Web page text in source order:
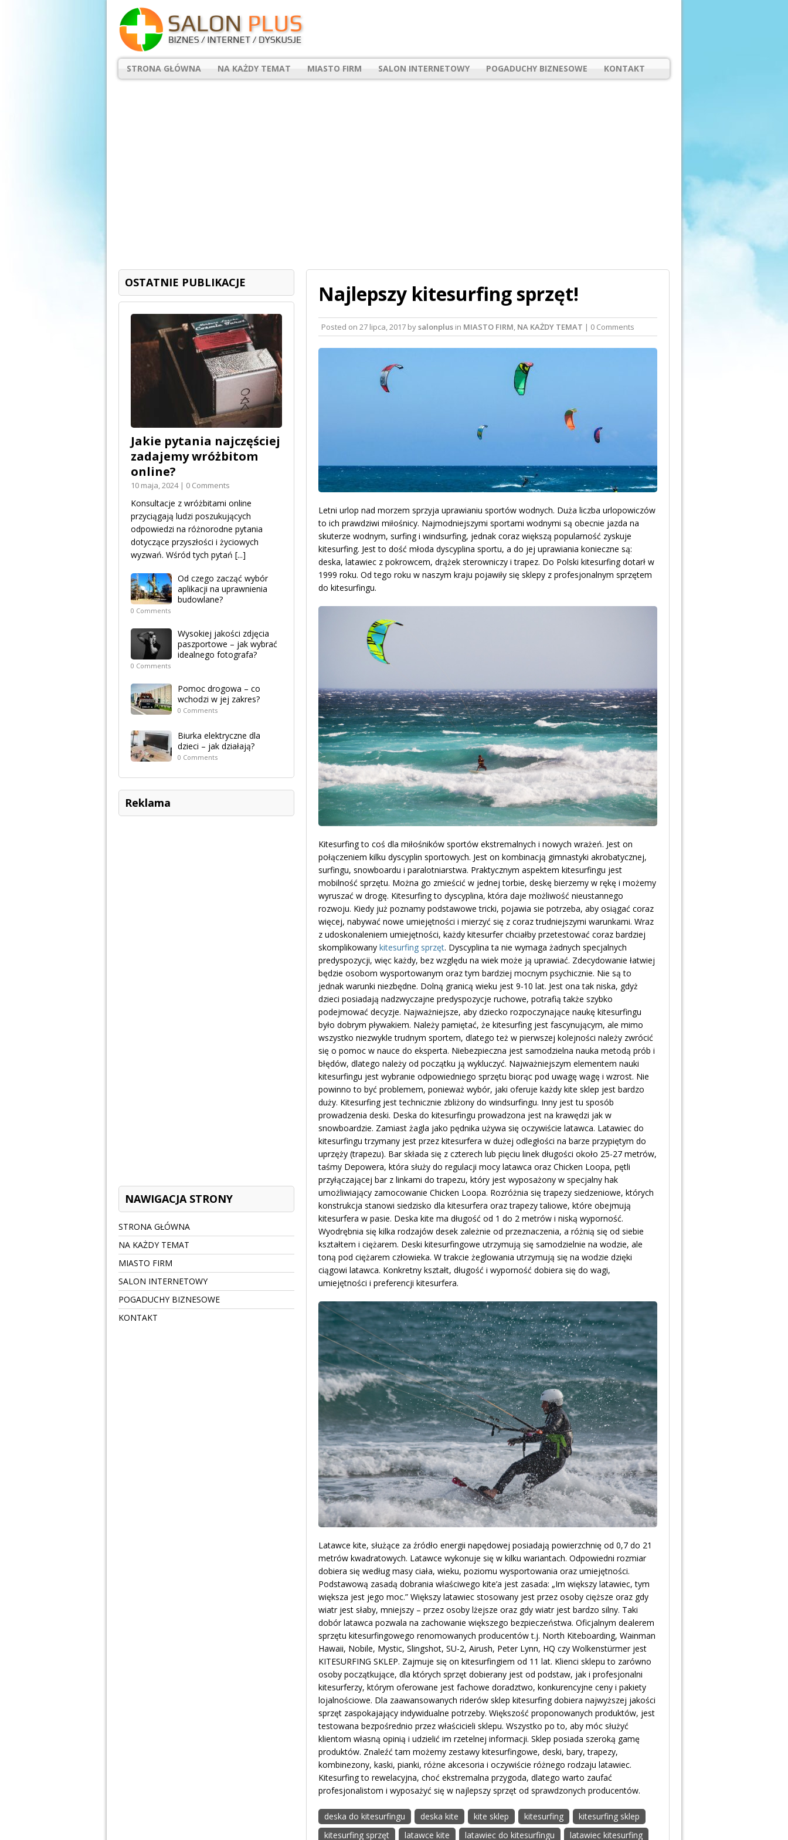
STRONA GŁÓWNA NA KAŻDY TEMAT MIASTO FIRM SALON INTERNETOWY POGADUCHY BIZNESOWE KONTAKT
Najlepszy kitesurfing sprzęt!
Posted on 27 lipca, 2017 bysalonplus in MIASTO FIRM, NA KAŻDY TEMAT | 0 Comments
Letni urlop nad morzem sprzyja uprawianiu sportów wodnych. Duża liczba urlopowiczów
to ich prawdziwi miłośnicy. Najmodniejszymi sportami wodnymi są obecnie jazda na
skuterze wodnym, surfing i windsurfing, jednak coraz większą popularność zyskuje
kitesurfing. Jest to dość młoda dyscyplina sportu, a do jej uprawiania konieczne są:
deska, latawiec z pokrowcem, drążek sterowniczy i trapez. Do Polski kitesurfing dotarł w
1999 roku. Od tego roku w naszym kraju pojawiły się sklepy z profesjonalnym sprzętem
do kitesurfingu.
Kitesurfing to coś dla miłośników sportów ekstremalnych i nowych wrażeń. Jest on
połączeniem kilku dyscyplin sportowych. Jest on kombinacją gimnastyki akrobatycznej,
surfingu, snowboardu i paralotniarstwa. Praktycznym aspektem kitesurfingu jest
mobilność sprzętu. Można go zmieścić w jednej torbie, deskę bierzemy w rękę i możemy
wyruszać w drogę. Kitesurfing to dyscyplina, która daje możliwość nieustannego
rozwoju. Kiedy już poznamy podstawowe tricki, pojawia sie potrzeba, aby osiągać coraz
więcej, nabywać nowe umiejętności i mierzyć się z coraz trudniejszymi warunkami. Wraz
z udoskonaleniem umiejętności, każdy kitesurfer chciałby przetestować coraz bardziej
skomplikowany kitesurfing sprzęt. Dyscyplina ta nie wymaga żadnych specjalnych
predyspozycji, więc każdy, bez względu na wiek może ją uprawiać. Zdecydowanie łatwiej
będzie osobom wysportowanym oraz tym bardziej mocnym psychicznie. Nie są to
jednak warunki niezbędne. Dolną granicą wieku jest 9-10 lat. Jest ona tak niska, gdyż
dzieci posiadają nadzwyczajne predyspozycje ruchowe, potrafią także szybko
podejmować decyzje. Najważniejsze, aby dziecko rozpoczynające naukę kitesurfingu
było dobrym pływakiem. Należy pamiętać, że kitesurfing jest fascynującym, ale mimo
wszystko niezwykle trudnym sportem, dlatego też w pierwszej kolejności należy zwrócić
się o pomoc w nauce do eksperta. Niebezpieczna jest samodzielna nauka metodą prób i
błędów, dlatego należy od początku ją wykluczyć. Najważniejszym elementem nauki
kitesurfingu jest wybranie odpowiedniego sprzętu biorąc pod uwagę wagę i wzrost. Nie
powinno to być problemem, ponieważ wybór, jaki oferuje każdy kite sklep jest bardzo
duży. Kitesurfing jest technicznie zbliżony do windsurfingu. Inny jest tu sposób
prowadzenia deski. Deska do kitesurfingu prowadzona jest na krawędzi jak w
snowboardzie. Zamiast żagla jako pędnika używa się oczywiście latawca. Latawiec do
kitesurfingu trzymany jest przez kitesurfera w dużej odległości na barze przypiętym do
uprzęży (trapezu). Bar składa się z czterech lub pięciu linek długości około 25-27 metrów,
taśmy Depowera, która służy do regulacji mocy latawca oraz Chicken Loopa, pętli
przyłączającej bar z linkami do trapezu, który jest wyposażony w specjalny hak
umożliwiający zamocowanie Chicken Loopa. Rozróżnia się trapezy siedzeniowe, których
konstrukcja stanowi siedzisko dla kitesurfera oraz trapezy taliowe, które obejmują
kitesurfera w pasie. Deska kite ma długość od 1 do 2 metrów i niską wyporność.
Wyodrębnia się kilka rodzajów desek zależnie od przeznaczenia, a różnią się od siebie
kształtem i ciężarem. Deski kitesurfingowe utrzymują się samodzielnie na wodzie, ale
toną pod ciężarem człowieka. W trakcie żeglowania utrzymują się na wodzie dzięki
ciągowi latawca. Konkretny kształt, długość i wyporność dobiera się do wagi,
umiejętności i preferencji kitesurfera.
Latawce kite, służące za źródło energii napędowej posiadają powierzchnię od 0,7 do 21
metrów kwadratowych. Latawce wykonuje się w kilku wariantach. Odpowiedni rozmiar
dobiera się według masy ciała, wieku, poziomu wysportowania oraz umiejętności.
Podstawową zasadą dobrania właściwego kite’a jest zasada: „Im większy latawiec, tym
większa jest jego moc.” Większy latawiec stosowany jest przez osoby cięższe oraz gdy
wiatr jest słaby, mniejszy – przez osoby lżejsze oraz gdy wiatr jest bardzo silny. Taki
dobór latawca pozwala na zachowanie większego bezpieczeństwa. Oficjalnym dealerem
sprzętu kitesurfingowego renomowanych producentów t.j. North Kiteboarding, Wainman
Hawaii, Nobile, Mystic, Slingshot, SU-2, Airush, Peter Lynn, HQ czy Wolkenstürmer jest
KITESURFING SKLEP. Zajmuje się on kitesurfingiem od 11 lat. Klienci sklepu to zarówno
osoby początkujące, dla których sprzęt dobierany jest od podstaw, jak i profesjonalni
kitesurferzy, którym oferowane jest fachowe doradztwo, konkurencyjne ceny i pakiety
lojalnościowe. Dla zaawansowanych riderów sklep kitesurfing dobiera najwyższej jakości
sprzęt zaspokajający indywidualne potrzeby. Większość proponowanych produktów, jest
testowana bezpośrednio przez właścicieli sklepu. Wszystko po to, aby móc służyć
klientom własną opinią i udzielić im rzetelnej informacji. Sklep posiada szeroką gamę
produktów. Znaleźć tam możemy zestawy kitesurfingowe, deski, bary, trapezy,
kombinezony, kaski, pianki, różne akcesoria i oczywiście różnego rodzaju latawiec.
Kitesurfing to rewelacyjna, choć ekstremalna przygoda, dlatego warto zaufać
profesjonalistom i wyposażyć się w najlepszy sprzęt od sprawdzonych producentów.
deska do kitesurfingu deska kite kite sklep kitesurfing
kitesurfing sklep
kitesurfing sprzęt
latawce kite latawiec do kitesurfingu latawiec kitesurfing
OSTATNIE PUBLIKACJE
Jakie pytania najczęściej
zadajemy wróżbitom
online?
10 maja, 2024 | 0 Comments
Konsultacje z wróżbitami online
przyciągają ludzi poszukujących
odpowiedzi na różnorodne pytania
dotyczące przyszłości i życiowych
wyzwań. Wśród tych pytań [...]
Od czego zacząć wybór
aplikacji na uprawnienia
budowlane?
0 Comments
Wysokiej jakości zdjęcia
paszportowe – jak wybrać
idealnego fotografa?
0 Comments
Pomoc drogowa – co
wchodzi w jej zakres?
0 Comments
Biurka elektryczne dla
dzieci – jak działają?
0 Comments
Reklama
NAWIGACJA STRONY
STRONA GŁÓWNA
NA KAŻDY TEMAT
MIASTO FIRM
SALON INTERNETOWY
POGADUCHY BIZNESOWE
KONTAKT